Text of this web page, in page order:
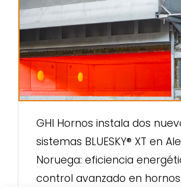
GHI Hornos instala dos
sistemas BLUESKY® XT en
Noruega: eficiencia
control avanzado en